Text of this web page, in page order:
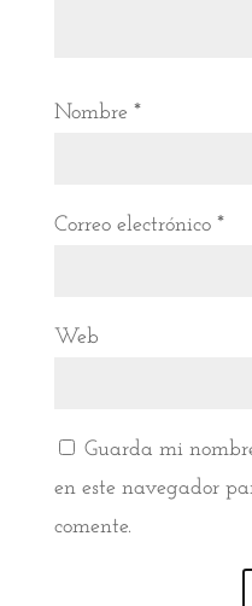
Nombre *
Correo electrónico *
Web
Guarda mi
en este navegador
comente.